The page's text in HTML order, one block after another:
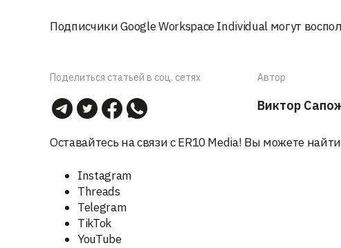
Подписчики Google Workspace Individual могут
Поделиться статьей в соц. сетях Автор
Виктор
Оставайтесь на связи с ER10 Media! Вы можете
Instagram
Threads
Telegram
TikTok
YouTube